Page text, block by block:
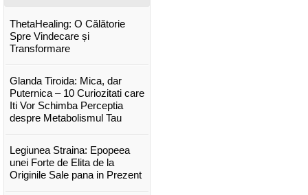
ThetaHealing: O Călătorie
Spre Vindecare și
Transformare
Glanda Tiroida: Mica, dar
Puternica – 10 Curiozitati care
Iti Vor Schimba Perceptia
despre Metabolismul Tau
Legiunea Straina: Epopeea
unei Forte de Elita de la
Originile Sale pana in Prezent